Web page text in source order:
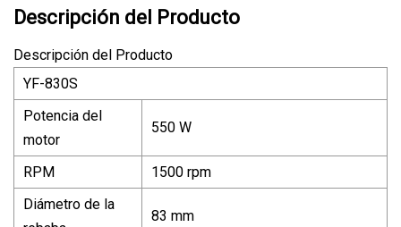
Descripción del Producto
Descripción del Producto
YF-830S
Potencia del
motor
550 W
RPM
1500 rpm
Diámetro de la
83 mm